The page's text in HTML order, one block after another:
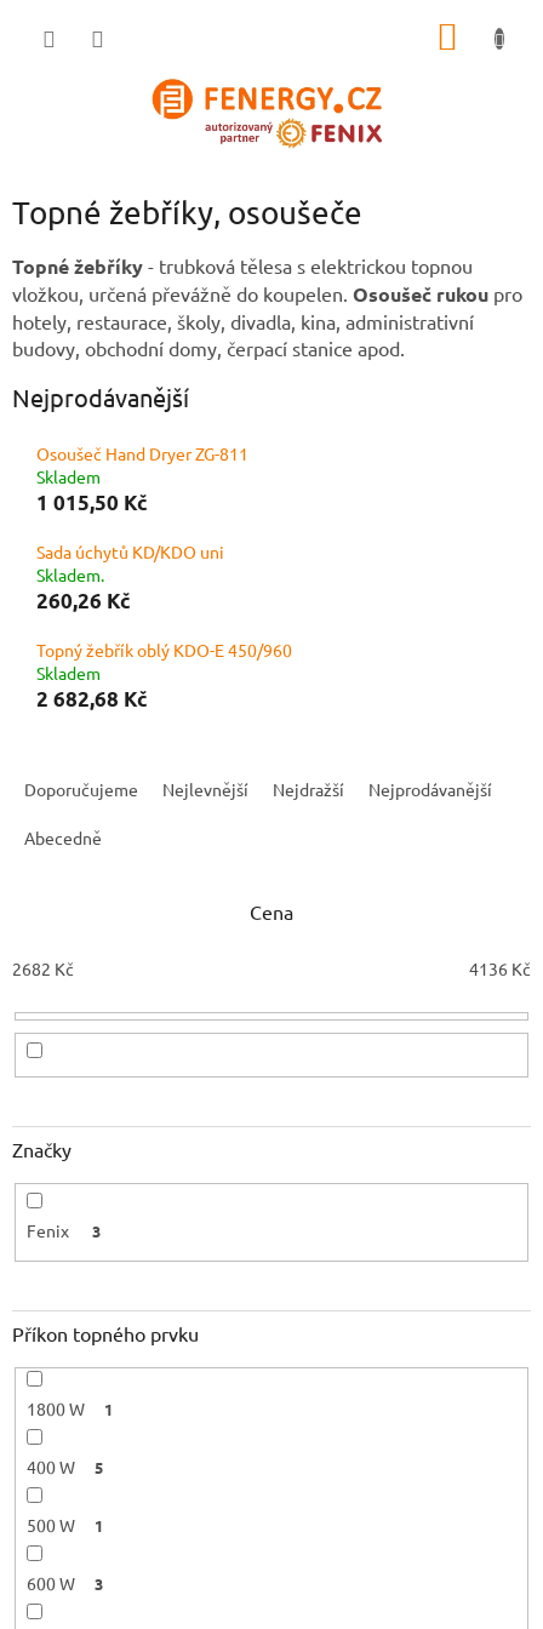
Topné žebříky, osoušeče
Topné žebříky - trubková tělesa s elektrickou topnou
vložkou, určená převážně do koupelen. Osoušeč rukou pro
hotely, restaurace, školy, divadla, kina, administrativní
budovy, obchodní domy, čerpací stanice apod.
Nejprodávanější
Osoušeč Hand Dryer ZG-811
Skladem
1 015,50 Kč
Sada úchytů KD/KDO uni
Skladem.
260,26 Kč
Topný žebřík oblý KDO-E 450/960
Skladem
2 682,68 Kč
o
u
t
Doporučujeme Nejlevnější Nejdražší Nejprodávanější
Abecedně
Cena
2682 Kč 4136 Kč
Značky
Fenix 3
Příkon topného prvku
1800 W 1
400 W 5
500 W 1
600 W 3